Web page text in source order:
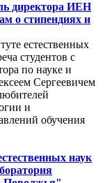
директора ИЕН
о стипендиях и
естественных
студентов с
по науке и
Сергеевичем
и
обучения
наук